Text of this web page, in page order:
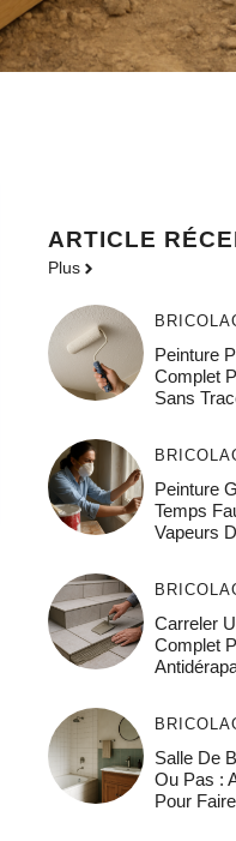
ARTICLE
Plus
Peinture
Complet
Sans
Peinture
Temps
Vapeurs
Carreler
Complet
Salle De
Ou Pas :
Pour